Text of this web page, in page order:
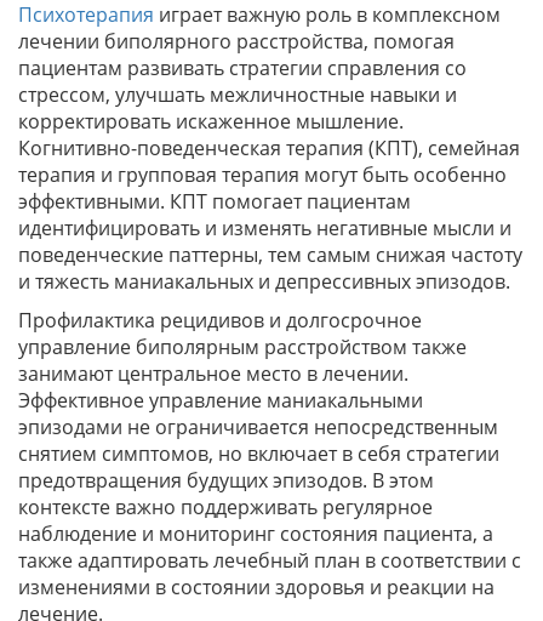
Психотерапия играет важную роль в комплексном
лечении биполярного расстройства, помогая
пациентам развивать стратегии справления со
стрессом, улучшать межличностные навыки и
корректировать искаженное мышление.
Когнитивно-поведенческая терапия (КПТ), семейная
терапия и групповая терапия могут быть особенно
эффективными. КПТ помогает пациентам
идентифицировать и изменять негативные мысли и
поведенческие паттерны, тем самым снижая частоту
и тяжесть маниакальных и депрессивных эпизодов.
Профилактика рецидивов и долгосрочное
управление биполярным расстройством также
занимают центральное место в лечении.
Эффективное управление маниакальными
эпизодами не ограничивается непосредственным
снятием симптомов, но включает в себя стратегии
предотвращения будущих эпизодов. В этом
контексте важно поддерживать регулярное
наблюдение и мониторинг состояния пациента, а
также адаптировать лечебный план в соответствии с
изменениями в состоянии здоровья и реакции на
лечение.